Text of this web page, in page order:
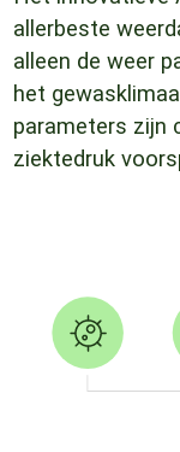
allerbeste
alleen de weer
het
parameters zijn
ziektedruk